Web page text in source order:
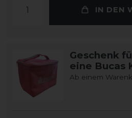
IN DEN
Geschenk
eine Bucas
Ab einem